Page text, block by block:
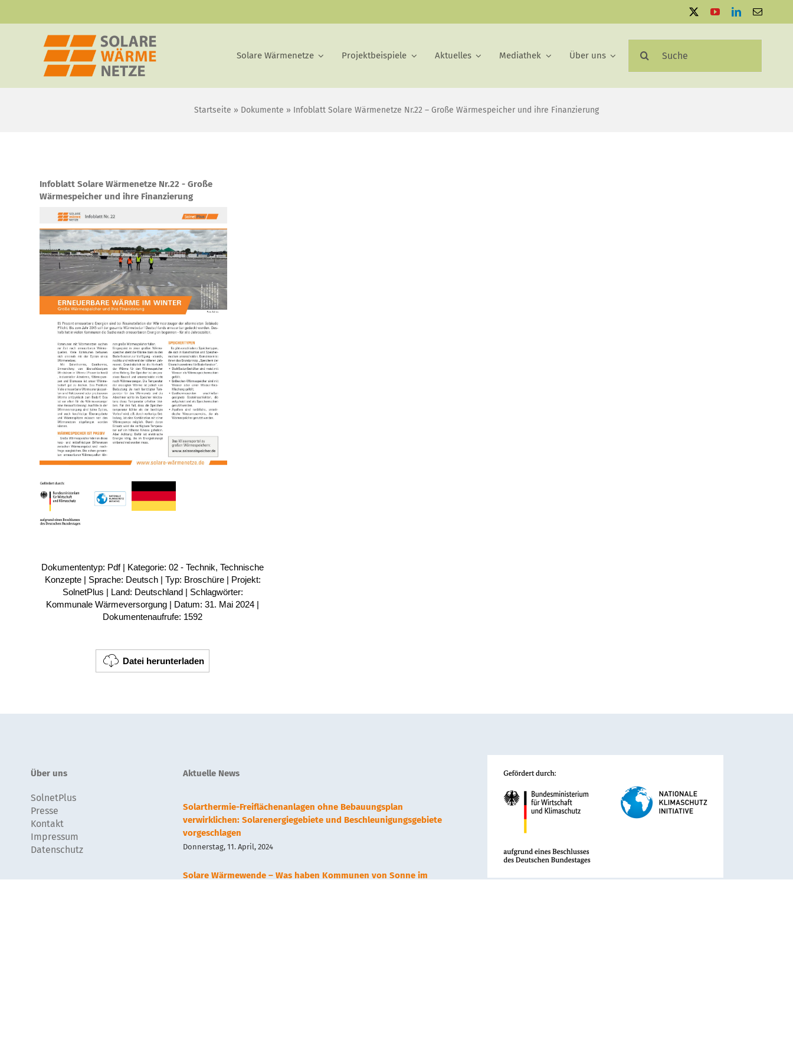
Solare Wärmenetze Projektbeispiele Aktuelles Mediathek Über uns
nach:
Startseite » Dokumente » Infoblatt Solare Wärmenetze Nr.22 – Große Wärmespeicher und ihre Finanzierung
Infoblatt Solare Wärmenetze Nr.22 - Große
Wärmespeicher und ihre Finanzierung
Dokumententyp: Pdf | Kategorie: 02 - Technik, Technische
Konzepte | Sprache: Deutsch | Typ: Broschüre | Projekt:
SolnetPlus | Land: Deutschland | Schlagwörter:
Kommunale Wärmeversorgung | Datum: 31. Mai 2024 |
Dokumentenaufrufe: 1592
Datei herunterladen
Über uns
SolnetPlus
Presse
Kontakt
Impressum
Datenschutz
Aktuelle News
Solarthermie-Freiflächenanlagen ohne Bebauungsplan
verwirklichen: Solarenergiegebiete und Beschleunigungsgebiete
vorgeschlagen
Donnerstag, 11. April, 2024
Solare Wärmewende – Was haben Kommunen von Sonne im